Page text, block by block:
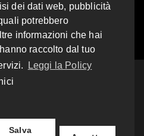
FM
dei dati web, pubblicità
potrebbero
informazioni che hai
raccolto dal tuo
Leggi la Policy
Salva